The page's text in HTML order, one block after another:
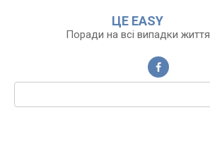
ЦЕ EASY
Поради на всі випадки життя
Пошук: